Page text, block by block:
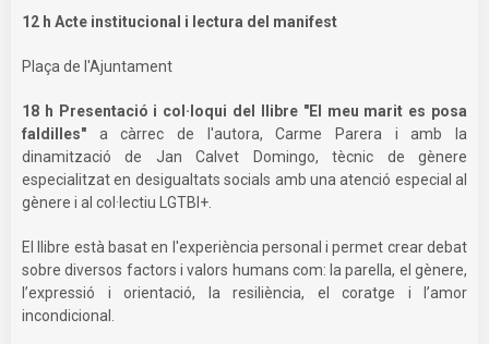
12 h Acte institucional i lectura del manifest
Plaça de l'Ajuntament
18 h Presentació i col·loqui del llibre "El meu marit es posa
faldilles" a càrrec de l'autora, Carme Parera i amb la
dinamització de Jan Calvet Domingo, tècnic de gènere
especialitzat en desigualtats socials amb una atenció especial al
gènere i al col·lectiu LGTBI+.
El llibre està basat en l'experiència personal i permet crear debat
sobre diversos factors i valors humans com: la parella, el gènere,
l’expressió i orientació, la resiliència, el coratge i l’amor
incondicional.